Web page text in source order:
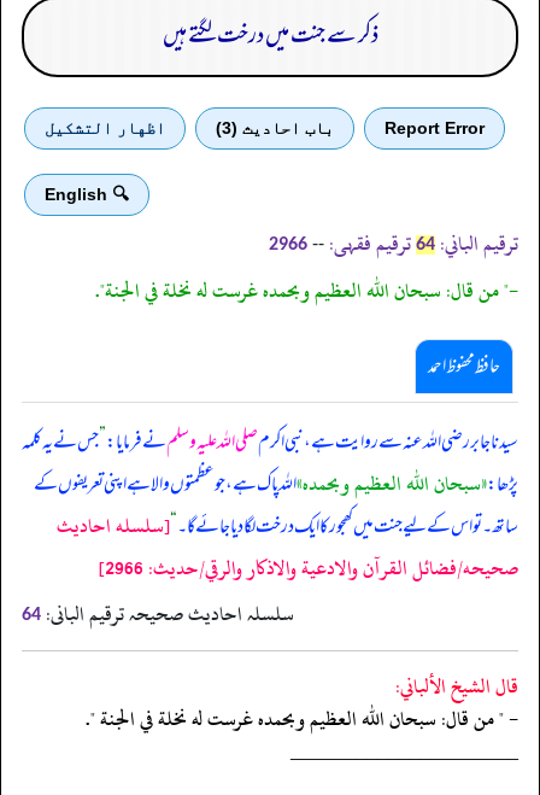
ذکر سے جنت میں درخت لگتے ہیں
Report Error باب احادیث (3) اظهار التشكيل
🔍 English
ترقیم الباني: 64 ترقیم فقہی: --
2966
-" من قال: سبحان الله العظيم وبحمده غرست له نخلة في الجنة".
حافظ محفوظ احمد
سیدنا جابر رضی اللہ عنہ سے روایت ہے، نبی اکرمصلی اللہ علیہ وسلمنے فرمایا:”جس نے یہ کلمہ
پڑھا:«سبحان الله العظيم وبحمده»اللہ پاک ہے، جو عظمتوں والا ہے اپنی تعریفوں کے
ساتھ۔ تو اس کے لیے جنت میں کھجور کا ایک درخت لگا دیا جائے گا۔“[سلسله احاديث
صحيحه/فضائل القرآن والادعية والاذكار والرقي/حدیث: 2966]
سلسلہ احادیث صحیحہ ترقیم البانی: 64
قال الشيخ الألباني:
- " من قال: سبحان الله العظيم وبحمده غرست له نخلة في الجنة ".
‏‏‏‏_____________________